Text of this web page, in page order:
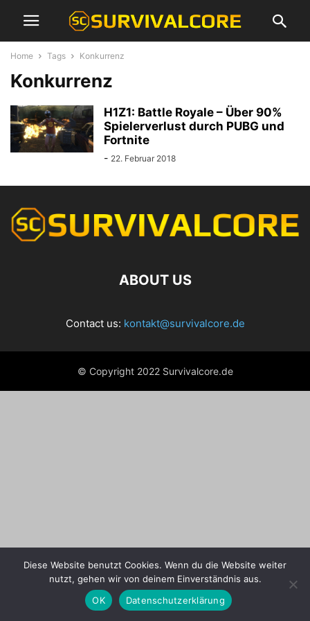
Home Tags Konkurrenz
Konkurrenz
H1Z1: Battle Royale – Über 90%
Spielerverlust durch PUBG und
Fortnite
- 22. Februar 2018
ABOUT US
Contact us: kontakt@survivalcore.de
© Copyright 2022 Survivalcore.de
Diese Website benutzt Cookies. Wenn du die Website weiter
nutzt, gehen wir von deinem Einverständnis aus.
OK
Datenschutzerklärung